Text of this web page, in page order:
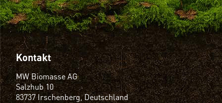
Kontakt
MW Biomasse AG
Salzhub 10
83737 Irschenberg, Deutschland